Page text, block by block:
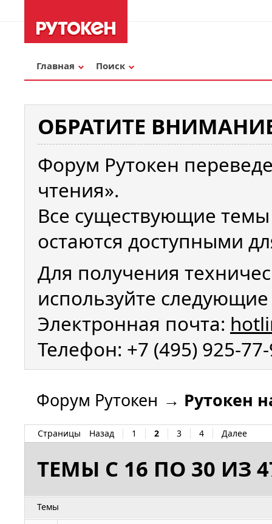
Главная Поиск
ОБРАТИТЕ
Форум Рутокен
чтения».
Все существующие
остаются доступными
Для получения
используйте
Электронная почта:
Телефон: +7 (495) 925-
Форум Рутокен → Рутокен
Страницы Назад 1 2 3 4 Далее
ТЕМЫ С 16 ПО 30 ИЗ
Темы